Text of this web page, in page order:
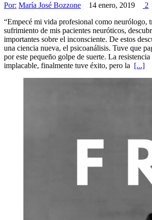
Por: María José Bozzone 14 enero, 2019
2
“Empecé mi vida profesional como neurólogo,
sufrimiento de mis pacientes neuróticos,
importantes sobre el inconsciente. De estos
una ciencia nueva, el psicoanálisis. Tuve que
por este pequeño golpe de suerte. La
implacable, finalmente tuve éxito, pero la [...]